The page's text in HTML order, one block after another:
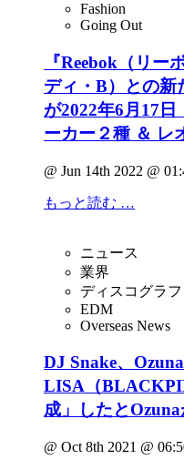
Fashion
Going Out
『Reebok（リー
ディ・B）との新
が2022年6月17
ーカー２種 ＆ レ
@ Jun 14th 2022 @
もっと読む …
ニュース
業界
ディスコグラ
EDM
Overseas News
DJ Snake、
LISA（
成」したと
@ Oct 8th 2021 @